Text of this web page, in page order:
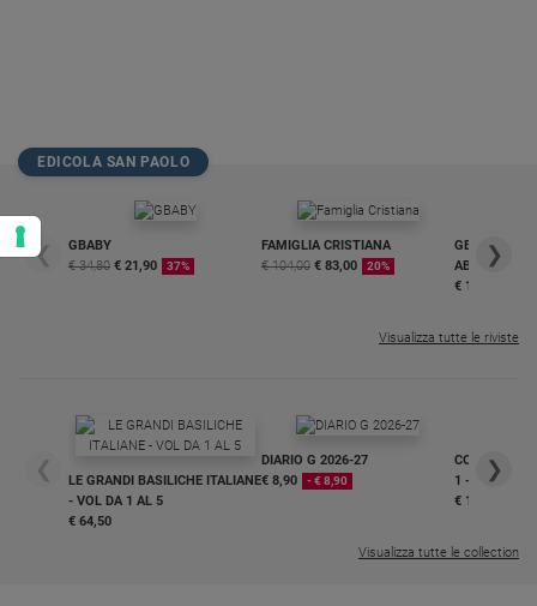
EDICOLA SAN PAOLO
❮
GBABY
€ 34,80 € 21,90 37%
FAMIGLIA CRISTIANA
€ 104,00 € 83,00 20%
GBABY
€ 16,99
❯
Visualizza tutte le riviste
❮
LE GRANDI BASILICHE ITALIANE
- VOL DA 1 AL 5
€ 64,50
DIARIO G 2026-27
€ 8,90
- € 8,90
COLLANA
1 - 2
€ 18,50
❯
Visualizza tutte le collection